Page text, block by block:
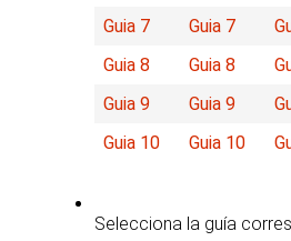
Guia 7
Guia 7
Guia 8
Guia 8
Guia 9
Guia 9
Guia 10
Guia 10
Selecciona la guía